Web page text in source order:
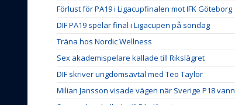
Förlust för PA19 i Ligacupfinalen mot IFK Göteborg
DIF PA19 spelar final i Ligacupen på söndag
Träna hos Nordic Wellness
Sex akademispelare kallade till Rikslägret
DIF skriver ungdomsavtal med Teo Taylor
Milian Jansson visade vägen när Sverige P18 vann